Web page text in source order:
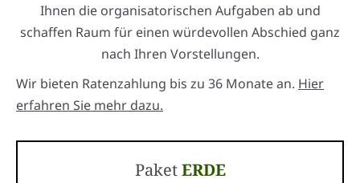
Ihnen die organisatorischen Aufgaben ab und
schaffen Raum für einen würdevollen Abschied ganz
nach Ihren Vorstellungen.
Wir bieten Ratenzahlung bis zu 36 Monate an. Hier
erfahren Sie mehr dazu.
PaketERDE